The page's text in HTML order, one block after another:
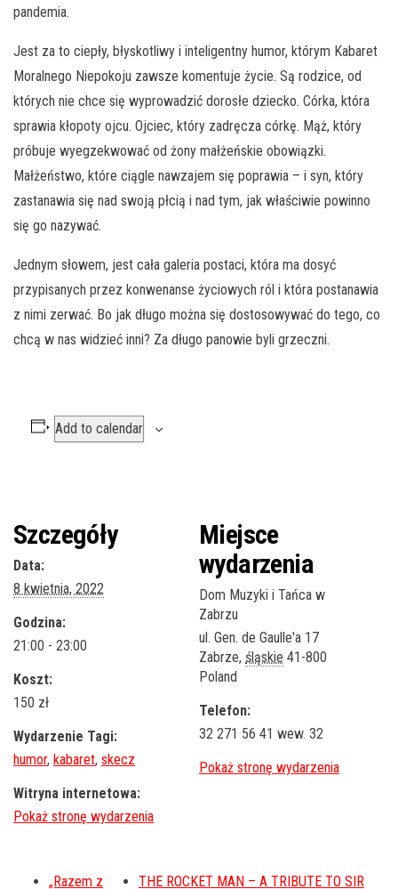
pandemia.
Jest za to ciepły, błyskotliwy i inteligentny humor, którym Kabaret
Moralnego Niepokoju zawsze komentuje życie. Są rodzice, od
których nie chce się wyprowadzić dorosłe dziecko. Córka, która
sprawia kłopoty ojcu. Ojciec, który zadręcza córkę. Mąż, który
próbuje wyegzekwować od żony małżeńskie obowiązki.
Małżeństwo, które ciągle nawzajem się poprawia – i syn, który
zastanawia się nad swoją płcią i nad tym, jak właściwie powinno
się go nazywać.
Jednym słowem, jest cała galeria postaci, która ma dosyć
przypisanych przez konwenanse życiowych ról i która postanawia
z nimi zerwać. Bo jak długo można się dostosowywać do tego, co
chcą w nas widzieć inni? Za długo panowie byli grzeczni.
Add to calendar
Szczegóły
Data:
8 kwietnia, 2022
Godzina:
21:00 - 23:00
Koszt:
150 zł
Wydarzenie Tagi:
humor, kabaret, skecz
Witryna internetowa:
Miejsce
wydarzenia
Dom Muzyki i Tańca w
Zabrzu
ul. Gen. de Gaulle'a 17
Zabrze, śląskie 41-800
Poland
Telefon:
32 271 56 41 wew. 32
„Razem z THE ROCKET MAN – A TRIBUTE TO SIR